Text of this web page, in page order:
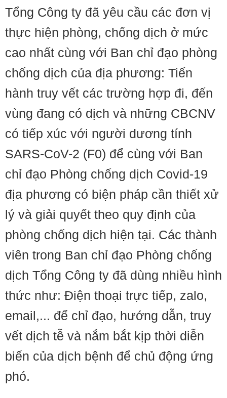
Tổng Công ty đã yêu cầu các đơn vị
thực hiện phòng, chống dịch ở mức
cao nhất cùng với Ban chỉ đạo phòng
chống dịch của địa phương: Tiến
hành truy vết các trường hợp đi, đến
vùng đang có dịch và những CBCNV
có tiếp xúc với người dương tính
SARS-CoV-2 (F0) để cùng với Ban
chỉ đạo Phòng chống dịch Covid-19
địa phương có biện pháp cần thiết xử
lý và giải quyết theo quy định của
phòng chống dịch hiện tại. Các thành
viên trong Ban chỉ đạo Phòng chống
dịch Tổng Công ty đã dùng nhiều hình
thức như: Điện thoại trực tiếp, zalo,
email,... để chỉ đạo, hướng dẫn, truy
vết dịch tễ và nắm bắt kịp thời diễn
biến của dịch bệnh để chủ động ứng
phó.